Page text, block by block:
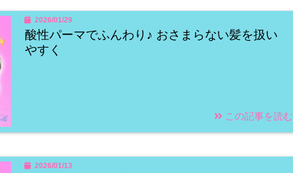
2026/01/29
酸性パーマでふんわり♪ おさまらない髪を扱い
やすく
この記事を読む
2026/01/13